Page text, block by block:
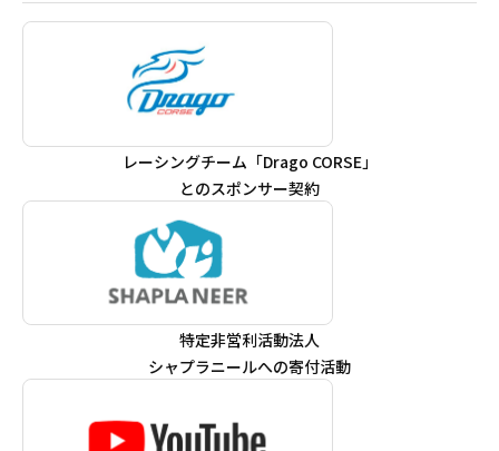
レーシングチーム「Drago CORSE」
とのスポンサー契約
特定非営利活動法人
シャプラニールへの寄付活動